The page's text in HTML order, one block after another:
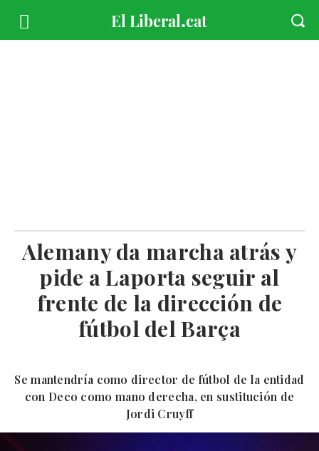
Alemany da marcha atrás y
pide a Laporta seguir al
frente de la dirección de
fútbol del Barça
Se mantendría como director de fútbol de la entidad
con Deco como mano derecha, en sustitución de
Jordi Cruyff